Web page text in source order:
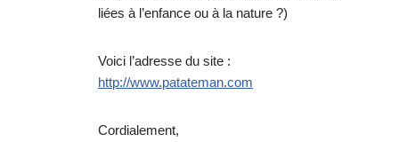
liées à l’enfance ou à la nature ?)
Voici l’adresse du site :
http://www.patateman.com
Cordialement,